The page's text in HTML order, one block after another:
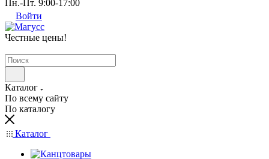
Пн.-Пт. 9:00-17:00
Войти
Честные цены!
Каталог
По всему сайту
По каталогу
Каталог